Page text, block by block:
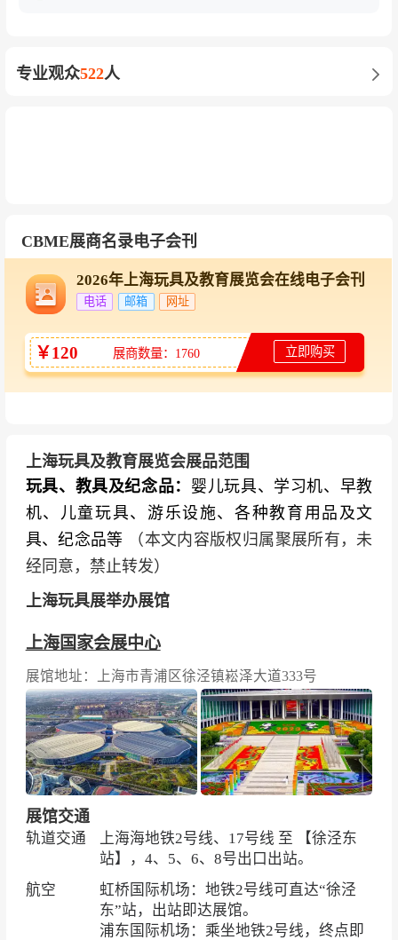
蓝宙、Makeblock、童心制物、优必选、能力风
达、Hape、Classic、PlanToys、B.Toys
毛绒与娃娃品牌：乐吉儿、可儿娃娃、莉娜、芭
比、迪士尼、Hello Kitty、LINE FRIENDS、泡泡
玛特、52TOYS、若态、若来、艾丽儿、安徒
生、美仕达
母婴综合品牌：Babycare、世喜、贝亲、小白
子、英氏、巴拉巴拉、安踏儿童、361°儿童、斯
凯奇儿童、江博士、卡特兔、泰兰尼斯、基诺浦
专业观众522人
CBME展商名录电子会刊
2026年上海玩具及教育展览会在线电子会刊
电话 邮箱 网址
￥120 展商数量：1760 立即购买
上海玩具及教育展览会展品范围
玩具、教具及纪念品： 婴儿玩具、学习机、早教
机、儿童玩具、游乐设施、各种教育用品及文
具、纪念品等
（本文内容版权归属聚展所有，未
经同意，禁止转发）
上海玩具展举办展馆
上海国家会展中心
展馆地址：上海市青浦区徐泾镇崧泽大道333号
展馆交通
轨道交通
上海海地铁2号线、17号线 至 【徐泾东
站】，4、5、6、8号出口出站。
航空
虹桥国际机场：地铁2号线可直达“徐泾
东”站，出站即达展馆。
浦东国际机场：乘坐地铁2号线，终点即